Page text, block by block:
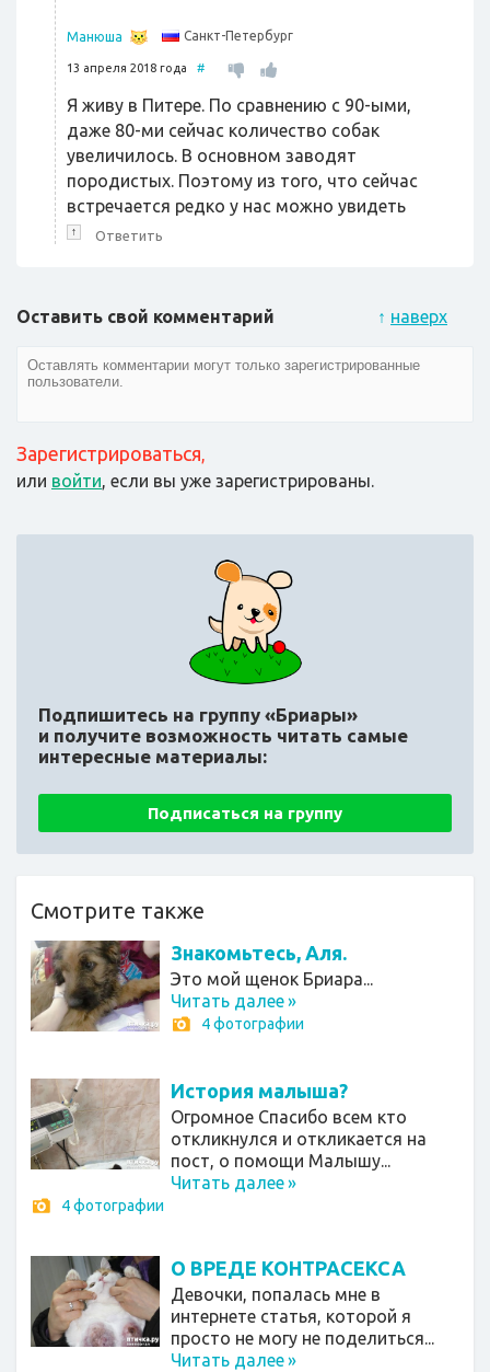
Манюша Санкт-Петербург
13 апреля 2018 года #
Я живу в Питере. По сравнению с 90-ыми,
даже 80-ми сейчас количество собак
увеличилось. В основном заводят
породистых. Поэтому из того, что сейчас
встречается редко у нас можно увидеть
↑ Ответить
↑ наверх
Оставить свой комментарий
Зарегистрироваться,
или войти, если вы уже зарегистрированы.
Подпишитесь на группу «Бриары»
и получите возможность читать самые
интересные материалы:
Подписаться на группу
Смотрите также
Знакомьтесь, Аля.
Это мой щенок Бриара...
Читать далее»
4 фотографии
История малыша?
Огромное Спасибо всем кто
откликнулся и откликается на
пост, о помощи Малышу...
Читать далее»
4 фотографии
О ВРЕДЕ КОНТРАСЕКСА
Девочки, попалась мне в
интернете статья, которой я
просто не могу не поделиться...
Читать далее»